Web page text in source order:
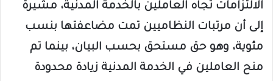
الالتزامات تجاه العاملين بالخدمة المدنية، مشيرة
إلى أن مرتبات النظاميين تمت مضاعفتها بنسب
مئوية، وهو حق مستحق بحسب البيان، بينما تم
منح العاملين في الخدمة المدنية زيادة محدودة